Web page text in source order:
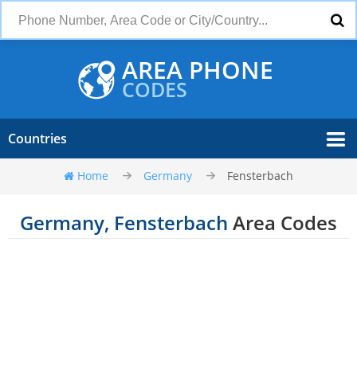
AREA PHONE
CODES
Countries
Home Germany Fensterbach
Germany, Fensterbach Area Codes